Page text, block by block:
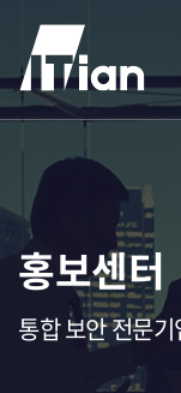
홍보센터
통합 보안 전문